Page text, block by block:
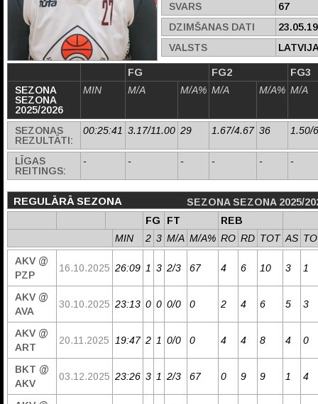
SVARS
67
DZIMŠANAS DATI
VALSTS
FG FG2
FG3
SEZONA
SEZONA
2025/2026
MIN M/A M/A% M/A M/A% M/A
SEZONAS
REZULTĀTI:
00:25:41 3.17/11.00 29 1.67/4.67 36 1.50/
LĪGAS
REITINGS:
- - - - - -
REGULĀRĀ SEZONA
SEZONA SEZONA 2025/
FG
FT
REB
MIN
2 3 M/A M/A% RO RD TOT AS TO
AKV @
PZP
16.10.2025 26:09 1 3 2/3 67 4 6 10 3 1
AKV @
AVA
30.10.2025 23:13 0 0 0/0 0 2 4 6 5 3
AKV @
ART
20.11.2025 19:47 2 1 0/0 0 4 4 8 4 0
BKT @
AKV
03.12.2025 23:26 3 1 2/3 67 0 9 9 1 4